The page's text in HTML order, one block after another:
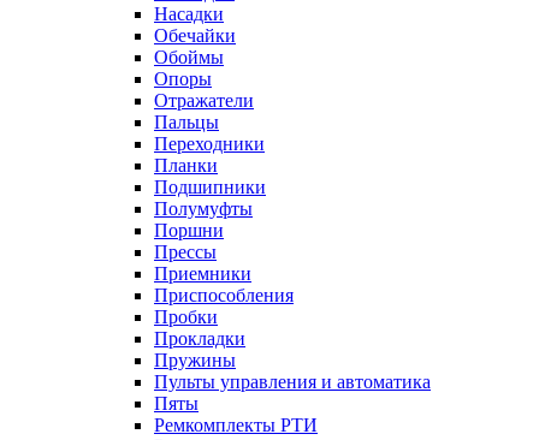
Насадки
Обечайки
Обоймы
Опоры
Отражатели
Пальцы
Переходники
Планки
Подшипники
Полумуфты
Поршни
Прессы
Приемники
Приспособления
Пробки
Прокладки
Пружины
Пульты управления и автоматика
Пяты
Ремкомплекты РТИ